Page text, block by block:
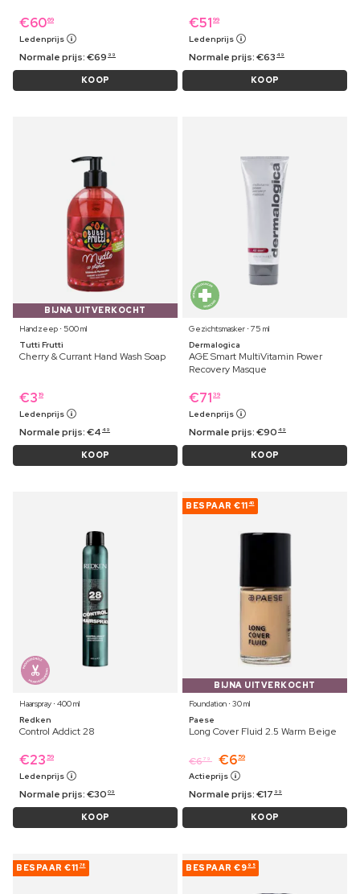
€6069
Ledenprijs
Normale prijs:€69 99
KOOP
€51 99
Ledenprijs
Normale prijs:€63 49
KOOP
BIJNA UITVERKOCHT
Handzeep ⋅ 500 ml
Tutti Frutti
Cherry & Currant Hand Wash Soap
€3 19
Ledenprijs
Normale prijs:€4 49
KOOP
Gezichtsmasker ⋅ 75 ml
Dermalogica
AGE Smart MultiVitamin Power
Recovery Masque
€71 39
Ledenprijs
Normale prijs:€90 49
KOOP
Haarspray ⋅ 400 ml
Redken
Control Addict 28
€23 59
Ledenprijs
Normale prijs:€30 09
KOOP
BESPAAR €11 40
BIJNA UITVERKOCHT
Foundation ⋅ 30 ml
Paese
Long Cover Fluid 2.5 Warm Beige
€679 €6 59
Actieprijs
Normale prijs:€17 99
KOOP
BESPAAR €11 78 BESPAAR €9 95